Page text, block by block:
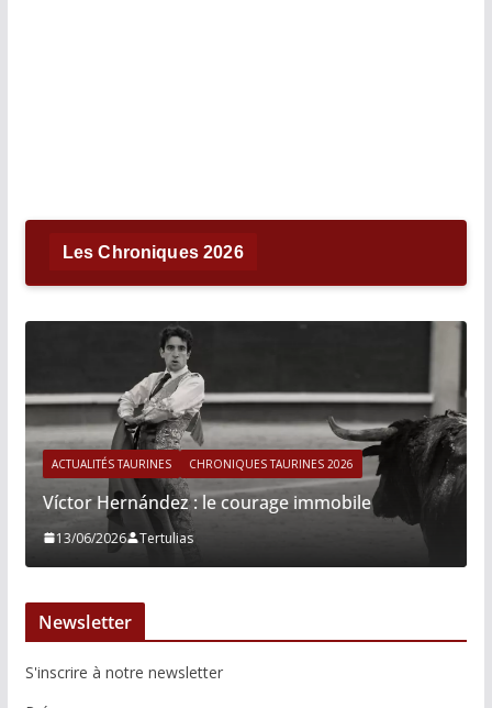
Les Chroniques 2026
ACTUALITÉS TAURINES CHRONIQUES TAURINES 2026
Víctor Hernández : le courage immobile
13/06/2026 Tertulias
Newsletter
S'inscrire à notre newsletter